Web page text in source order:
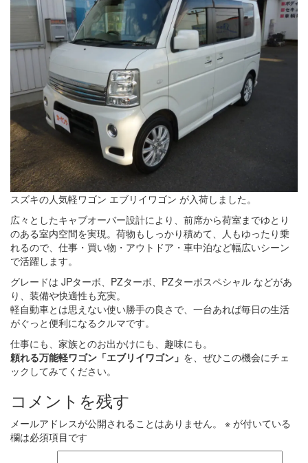
スズキの人気軽ワゴン エブリイワゴン が入荷しました。
広々としたキャブオーバー設計により、前席から荷室までゆとり
のある室内空間を実現。荷物もしっかり積めて、人もゆったり乗
れるので、仕事・買い物・アウトドア・車中泊など幅広いシーン
で活躍します。
グレードは JPターボ、PZターボ、PZターボスペシャル などがあ
り、装備や快適性も充実。
軽自動車とは思えない使い勝手の良さで、一台あれば毎日の生活
がぐっと便利になるクルマです。
仕事にも、家族とのお出かけにも、趣味にも。
頼れる万能軽ワゴン「エブリイワゴン」 を、ぜひこの機会にチェ
ックしてみてください。
コメントを残す
メールアドレスが公開されることはありません。 ※ が付いている
欄は必須項目です